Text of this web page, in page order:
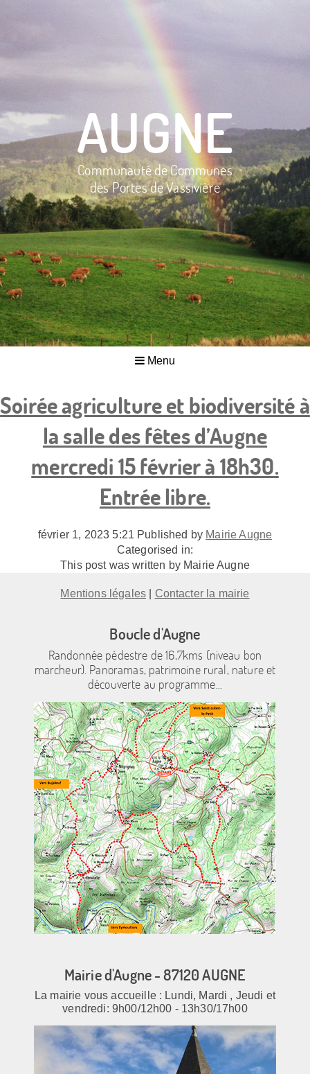
AUGNE
Communauté de Communes
des Portes de Vassivière
Menu
Soirée agriculture et biodiversité à
la salle des fêtes d’Augne
mercredi 15 février à 18h30.
Entrée libre.
février 1, 2023 5:21 Published by Mairie Augne
Categorised in:
This post was written by Mairie Augne
Mentions légales Contacter la mairie
Boucle d'Augne
Randonnée pédestre de 16,7kms (niveau bon
marcheur). Panoramas, patrimoine rural, nature et
découverte au programme...
Mairie d'Augne - 87120 AUGNE
La mairie vous accueille : Lundi, Mardi , Jeudi et
vendredi: 9h00/12h00 - 13h30/17h00